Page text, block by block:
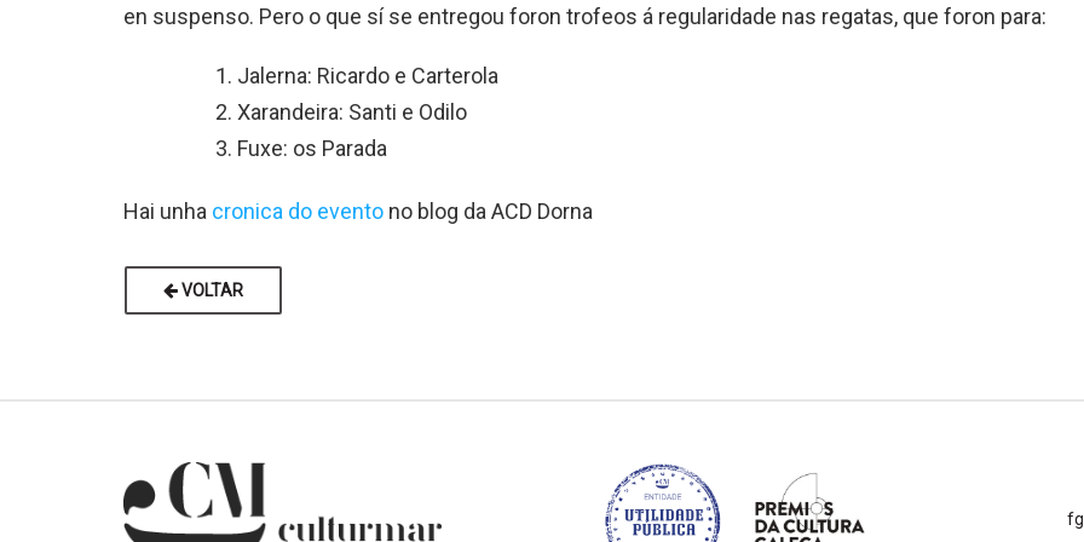
en suspenso. Pero o que sí se entregou foron trofeos á regularidade nas regatas, que foron para:
Jalerna: Ricardo e Carterola
Xarandeira: Santi e Odilo
Fuxe: os Parada
Hai unha cronica do evento no blog da ACD Dorna
VOLTAR